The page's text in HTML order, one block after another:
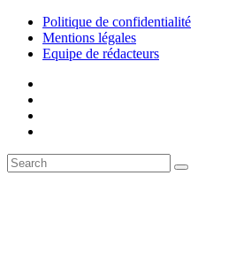
Politique de confidentialité
Mentions légales
Equipe de rédacteurs